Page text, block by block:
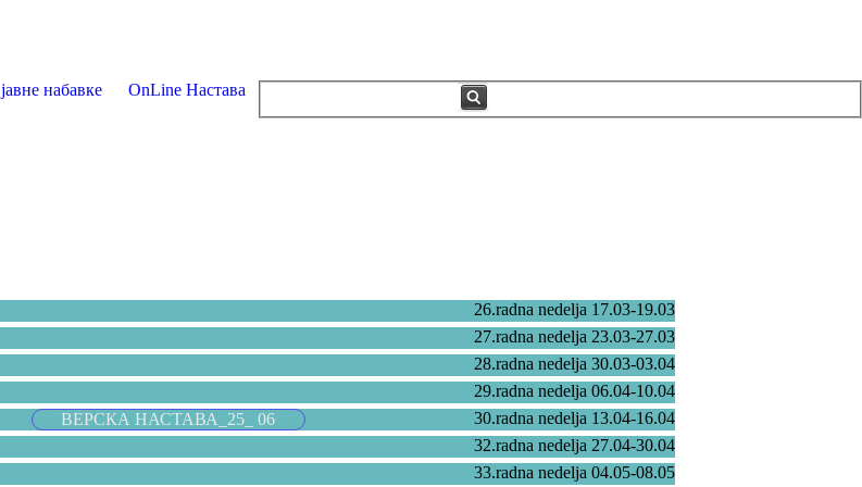
јавне набавке OnLine Настава
26.radna nedelja 17.03-19.03
27.radna nedelja 23.03-27.03
28.radna nedelja 30.03-03.04
29.radna nedelja 06.04-10.04
ВЕРСКА НАСТАВА_25_ 06
30.radna nedelja 13.04-16.04
32.radna nedelja 27.04-30.04
33.radna nedelja 04.05-08.05